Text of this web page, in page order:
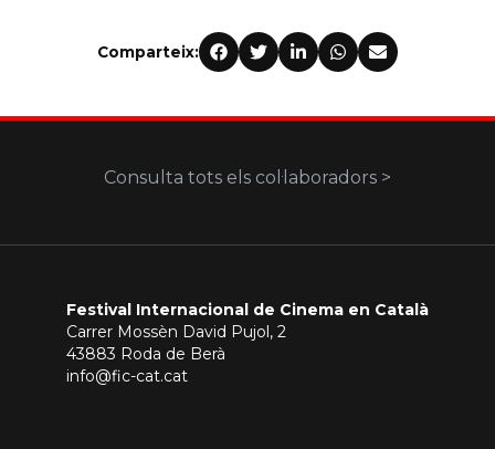
Comparteix:
Consulta tots els col·laboradors >
Festival Internacional de Cinema en Català
Carrer Mossèn David Pujol, 2
43883 Roda de Berà
info@fic-cat.cat